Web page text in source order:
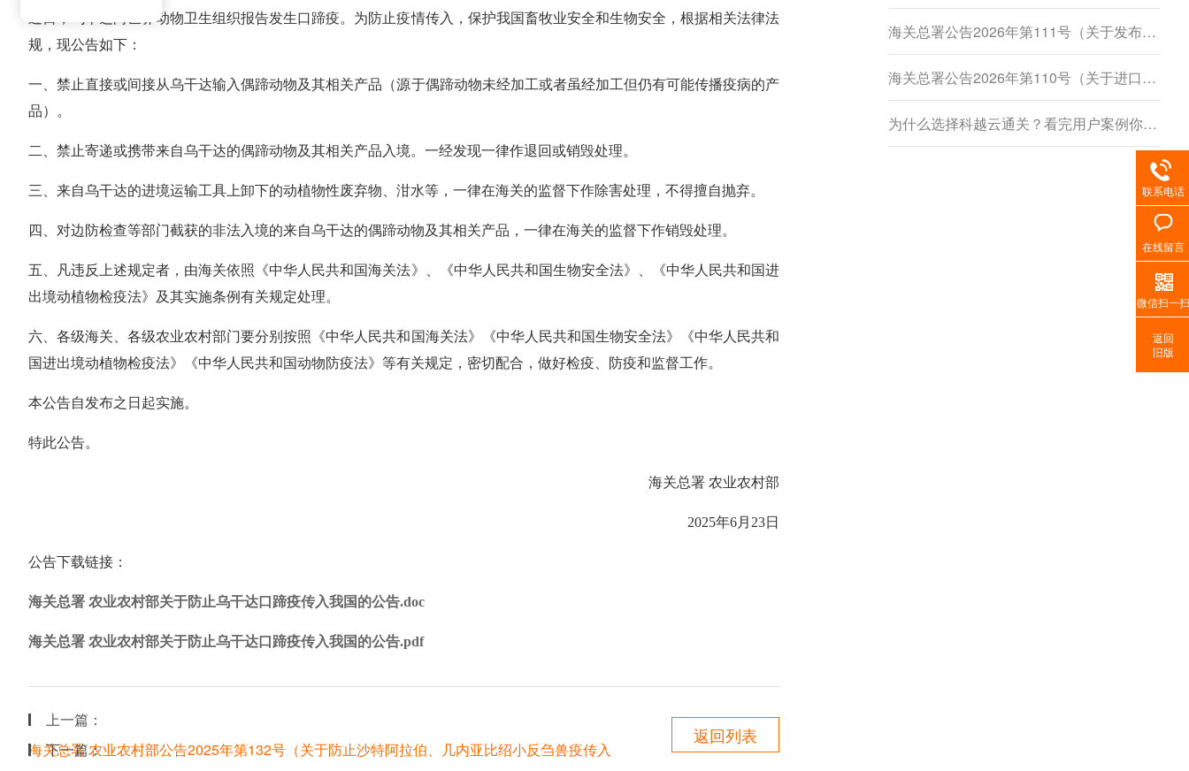
近日，乌干达向世界动物卫生组织报告发生口蹄疫。为防止疫情传入，保护我国畜牧业安全和生物安全，根据相关法律法
规，现公告如下：
一、禁止直接或间接从乌干达输入偶蹄动物及其相关产品（源于偶蹄动物未经加工或者虽经加工但仍有可能传播疫病的产
品）。
二、禁止寄递或携带来自乌干达的偶蹄动物及其相关产品入境。一经发现一律作退回或销毁处理。
三、来自乌干达的进境运输工具上卸下的动植物性废弃物、泔水等，一律在海关的监督下作除害处理，不得擅自抛弃。
四、对边防检查等部门截获的非法入境的来自乌干达的偶蹄动物及其相关产品，一律在海关的监督下作销毁处理。
五、凡违反上述规定者，由海关依照《中华人民共和国海关法》、《中华人民共和国生物安全法》、《中华人民共和国进
出境动植物检疫法》及其实施条例有关规定处理。
六、各级海关、各级农业农村部门要分别按照《中华人民共和国海关法》《中华人民共和国生物安全法》《中华人民共和
国进出境动植物检疫法》《中华人民共和国动物防疫法》等有关规定，密切配合，做好检疫、防疫和监督工作。
本公告自发布之日起实施。
特此公告。
海关总署 农业农村部
2025年6月23日
公告下载链接：
海关总署 农业农村部关于防止乌干达口蹄疫传入我国的公告.doc
海关总署 农业农村部关于防止乌干达口蹄疫传入我国的公告.pdf
上一篇：
海关总署 农业农村部公告2025年第132号（关于防止沙特阿拉伯、几内亚比绍小反刍兽疫传入
下一篇：
返回列表
海关总署公告2026年第111号（关于发布《进出境动植物检疫处理监督管理工作规定》《进出境卫生处理监督管理工作规定》的公告）
海关总署公告2026年第110号（关于进口柬埔寨鲜食菠萝蜜植物检疫要求的公告）
为什么选择科越云通关？看完用户案例你就懂了
联系电话
在线留言
微信扫一扫
返回
旧版